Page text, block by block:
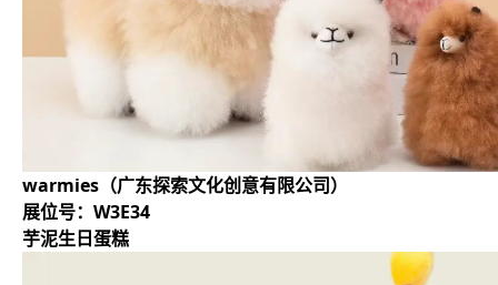
warmies（广东探索文化创意有限公司）
展位号：W3E34
芋泥生日蛋糕